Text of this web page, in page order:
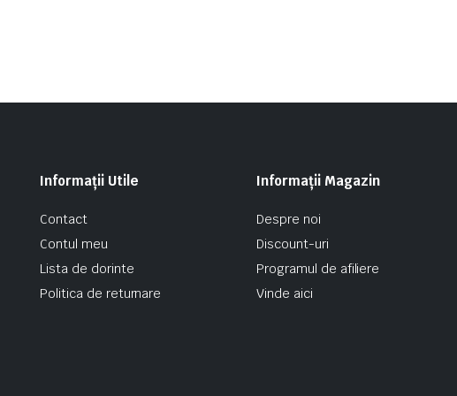
Informații Utile
Contact
Contul meu
Lista de dorinte
Politica de returnare
Informații Magazin
Despre noi
Discount-uri
Programul de afiliere
Vinde aici